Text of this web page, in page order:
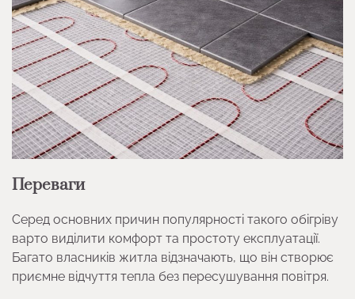
Переваги
Серед основних причин популярності такого обігріву
варто виділити комфорт та простоту експлуатації.
Багато власників житла відзначають, що він створює
приємне відчуття тепла без пересушування повітря.